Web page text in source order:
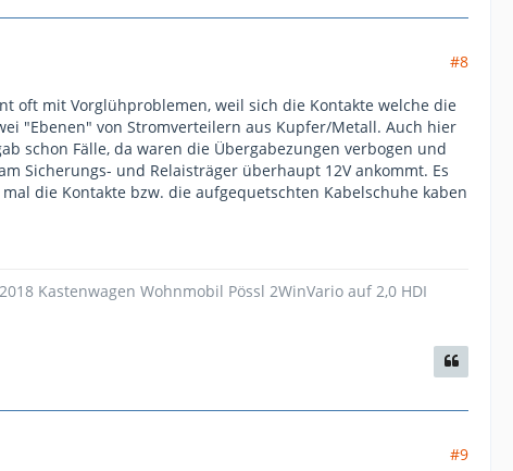
#8
oft mit Vorglühproblemen, weil sich die Kontakte welche die
"Ebenen" von Stromverteilern aus Kupfer/Metall. Auch hier
schon Fälle, da waren die Übergabezungen verbogen und
Sicherungs- und Relaisträger überhaupt 12V ankommt. Es
die Kontakte bzw. die aufgequetschten Kabelschuhe kaben
Kastenwagen Wohnmobil Pössl 2WinVario auf 2,0 HDI
#9